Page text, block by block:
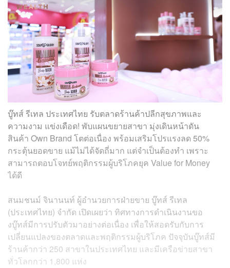
บู๊ทส์ รีเทล ประเทศไทย รับตลาดร้านค้าปลีกสุขภาพและ
ความงาม แข่งเดือด! พับแผนขยายสาขา มุ่งเดินหน้าดัน
สินค้า Own Brand โตต่อเนื่อง พร้อมเสริมโปรแรงลด 50%
กระตุ้นยอดขาย แม้ไม่ได้จัดถี่มาก แต่จำเป็นต้องทำ เพราะ
สามารถตอบโจทย์พฤติกรรมผู้บริโภคยุค Value for Money
ได้ดี
สนมชนม์ จินานนท์ ผู้อำนวยการฝ่ายขาย บู๊ทส์ รีเทล
(ประเทศไทย) จำกัด เปิดเผยว่า ทิศทางการดำเนินงานขอ
งบู๊ทส์มีการปรับตัวมาอย่างต่อเนื่อง เพื่อให้สอดรับกับการ
เปลี่ยนแปลงของตลาดและพฤติกรรมผู้บริโภค ปัจจุบันบู๊ทส์มี
ร้านค้ากว่า 250 สาขาในประเทศไทย และมีเครือข่ายสาขา
ทั่วโลกกว่า 1,800 แห่ง